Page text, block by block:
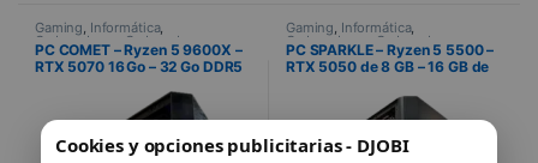
Cookies y opciones publicitarias - DJOBI
Gaming, Informática,
Ordenadores ,Ordenadores para
juegos,Preensamblado,
PROMOTIONS
PC COMET – Ryzen 5 9600X –
RTX 5070 16 Go – 32 Go DDR5
Gaming, Informática,
Ordenadores, Ordenadores para
juegos,Preensamblado
PC SPARKLE – Ryzen 5 5500 –
RTX 5050 de 8 GB – 16 GB de
MSI MAG FORGE M100A